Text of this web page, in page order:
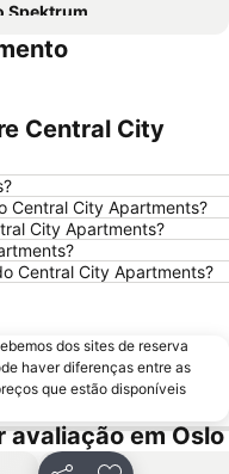
Spektrum
Johans
Central City
Central City Apartments?
City Apartments?
Central City Apartments?
dos sites de reserva
haver diferenças entre as
que estão disponíveis
avaliação em Oslo